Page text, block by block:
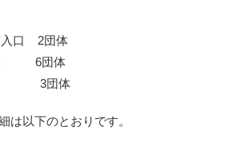
入口 2団体
室 6団体
Ｐ 3団体
は以下のとおりです。